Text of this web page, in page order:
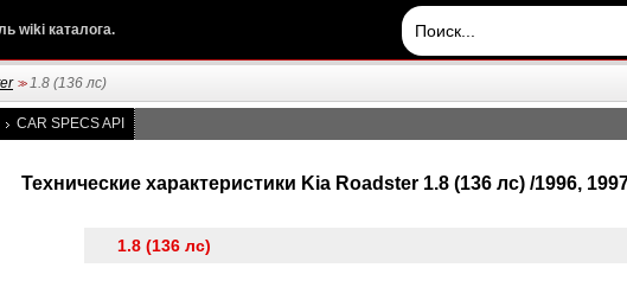
wiki каталога.
>> 1.8 (136 лс)
CAR SPECS API
Технические характеристики Kia Roadster 1.8 (136 лс) /1996,